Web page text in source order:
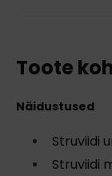
Toote
Näidustused
Struviidi
Struviidi